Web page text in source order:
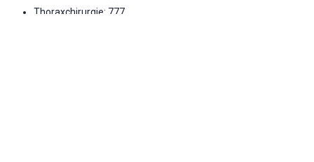
Thoraxchirurgie: 777